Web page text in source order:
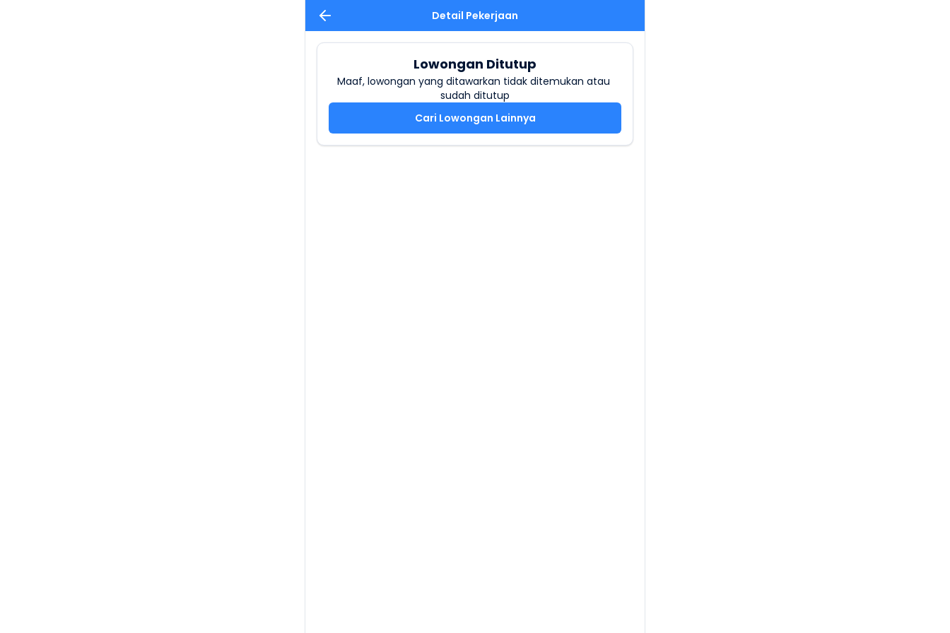
Detail Pekerjaan
Lowongan Ditutup
Maaf, lowongan yang ditawarkan tidak ditemukan atau
sudah ditutup
Cari Lowongan Lainnya